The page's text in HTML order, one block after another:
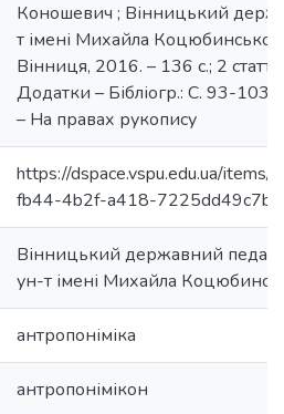
Коношевич ; Вінницький
т імені Михайла
Вінниця, 2016. – 136 с.; 2 статті
Додатки – Бібліогр.: С. 93-103
– На правах рукопису
https://dspace.vspu.edu.ua/
fb44-4b2f-a418-7225dd49c7b3
Вінницький державний
ун-т імені Михайла
антропоніміка
антропонімікон